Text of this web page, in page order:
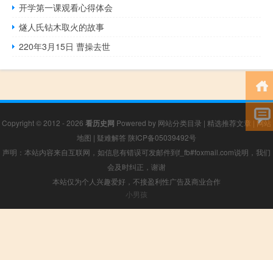
开学第一课观看心得体会
燧人氏钻木取火的故事
220年3月15日 曹操去世
Copyright © 2012 - 2026 看历史网 Powered by 网站分类目录 | 精选推荐文章 |网站
地图 | 疑难解答 陕ICP备05039492号
声明：本站内容来自互联网，如信息有错误可发邮件到f_fb#foxmail.com说明，我们
会及时纠正，谢谢
本站仅为个人兴趣爱好，不接盈利性广告及商业合作
小男孩